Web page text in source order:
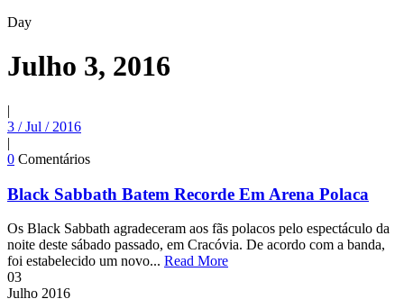
Day
Julho 3, 2016
|
3 / Jul / 2016
|
0 Comentários
Black Sabbath Batem Recorde Em Arena Polaca
Os Black Sabbath agradeceram aos fãs polacos pelo espectáculo da
noite deste sábado passado, em Cracóvia. De acordo com a banda,
foi estabelecido um novo... Read More
03
Julho 2016